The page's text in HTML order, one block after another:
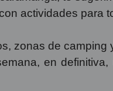
actividades para
zonas de camping
en